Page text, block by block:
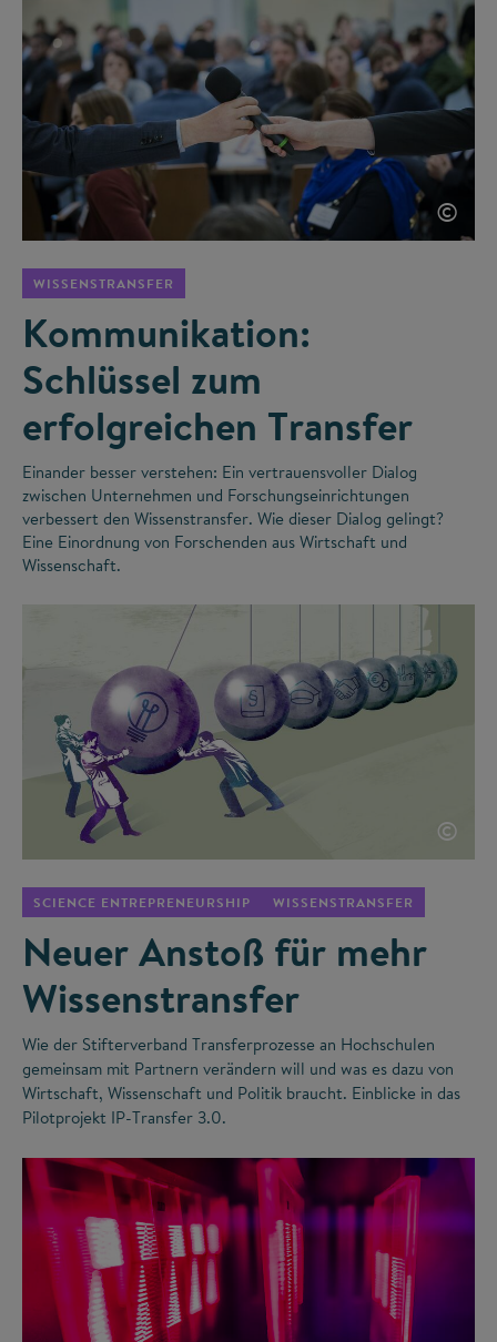
©
WISSENSTRANSFER
Kommunikation:
Schlüssel zum
erfolgreichen Transfer
Einander besser verstehen: Ein vertrauensvoller Dialog
zwischen Unternehmen und Forschungseinrichtungen
verbessert den Wissenstransfer. Wie dieser Dialog gelingt?
Eine Einordnung von Forschenden aus Wirtschaft und
Wissenschaft.
©
SCIENCE ENTREPRENEURSHIP WISSENSTRANSFER
Neuer Anstoß für mehr
Wissenstransfer
Wie der Stifterverband Transferprozesse an Hochschulen
gemeinsam mit Partnern verändern will und was es dazu von
Wirtschaft, Wissenschaft und Politik braucht. Einblicke in das
Pilotprojekt IP-Transfer 3.0.